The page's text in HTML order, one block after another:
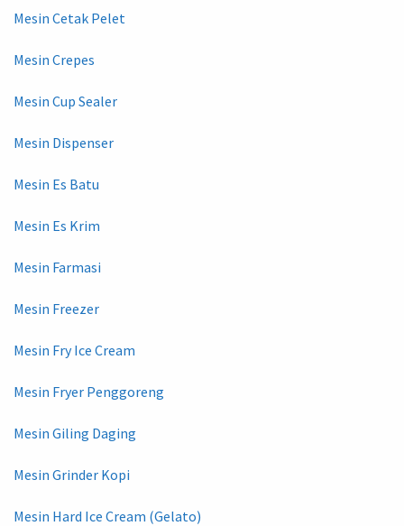
Mesin Cetak Pelet
Mesin Crepes
Mesin Cup Sealer
Mesin Dispenser
Mesin Es Batu
Mesin Es Krim
Mesin Farmasi
Mesin Freezer
Mesin Fry Ice Cream
Mesin Fryer Penggoreng
Mesin Giling Daging
Mesin Grinder Kopi
Mesin Hard Ice Cream (Gelato)